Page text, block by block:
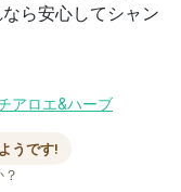
ら安心してシャン
アロエ&ハーブ
うです!